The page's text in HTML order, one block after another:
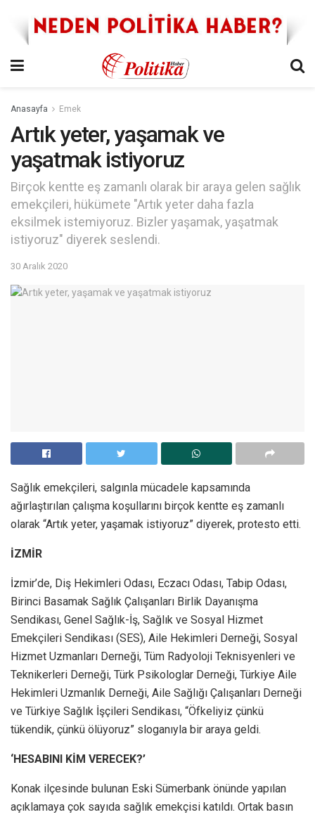
Anasayfa Emek
Artık yeter, yaşamak ve
yaşatmak istiyoruz
Birçok kentte eş zamanlı olarak bir araya gelen sağlık
emekçileri, hükümete "Artık yeter daha fazla
eksilmek istemiyoruz. Bizler yaşamak, yaşatmak
istiyoruz" diyerek seslendi.
30 Aralık 2020
Sağlık emekçileri, salgınla mücadele kapsamında
ağırlaştırılan çalışma koşullarını birçok kentte eş zamanlı
olarak “Artık yeter, yaşamak istiyoruz” diyerek, protesto etti.
İZMİR
İzmir’de, Diş Hekimleri Odası, Eczacı Odası, Tabip Odası,
Birinci Basamak Sağlık Çalışanları Birlik Dayanışma
Sendikası, Genel Sağlık-İş, Sağlık ve Sosyal Hizmet
Emekçileri Sendikası (SES), Aile Hekimleri Derneği, Sosyal
Hizmet Uzmanları Derneği, Tüm Radyoloji Teknisyenleri ve
Teknikerleri Derneği, Türk Psikologlar Derneği, Türkiye Aile
Hekimleri Uzmanlık Derneği, Aile Sağlığı Çalışanları Derneği
ve Türkiye Sağlık İşçileri Sendikası, “Öfkeliyiz çünkü
tükendik, çünkü ölüyoruz” sloganıyla bir araya geldi.
‘HESABINI KİM VERECEK?’
Konak ilçesinde bulunan Eski Sümerbank önünde yapılan
açıklamaya çok sayıda sağlık emekçisi katıldı. Ortak basın